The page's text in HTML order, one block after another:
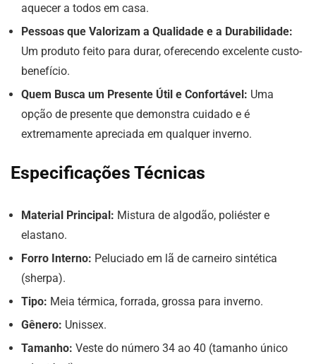
aquecer a todos em casa.
Pessoas que Valorizam a Qualidade e a Durabilidade:
Um produto feito para durar, oferecendo excelente custo-
benefício.
Quem Busca um Presente Útil e Confortável: Uma
opção de presente que demonstra cuidado e é
extremamente apreciada em qualquer inverno.
Especificações Técnicas
Material Principal: Mistura de algodão, poliéster e
elastano.
Forro Interno: Peluciado em lã de carneiro sintética
(sherpa).
Tipo: Meia térmica, forrada, grossa para inverno.
Gênero: Unissex.
Tamanho: Veste do número 34 ao 40 (tamanho único